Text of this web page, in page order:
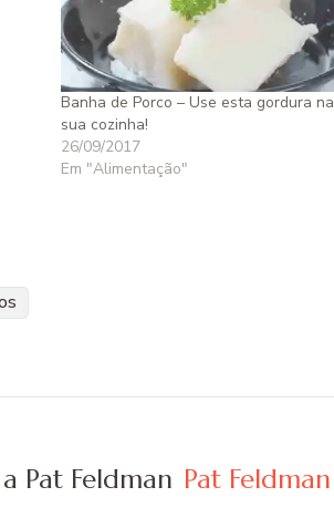
Banha de Porco – Use esta gordura na
sua cozinha!
26/09/2017
Em "Alimentação"
Pat Feldman Pat Feldman